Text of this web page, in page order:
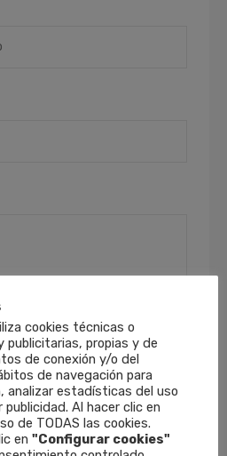
laPolítica de Privacidad
a sus solicitudes y
comercial de nuestros
incluso por medios
: Puede retirar su
cookies técnicas o
publicitarias, propias y de
de conexión y/o del
de navegación para
analizar estadísticas del uso
Al hacer clic en
de TODAS las cookies.
en "Configurar cookies"